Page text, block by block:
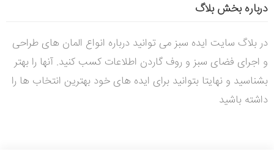
درباره بخش بلاگ
در بلاگ سایت ایده سبز می توانید درباره انواع المان های طراحی
و اجرای فضای سبز و روف گاردن اطلاعات کسب کنید. آنها را بهتر
بشناسید و نهایتا بتوانید برای ایده های خود بهترین انتخاب ها را
داشته باشید